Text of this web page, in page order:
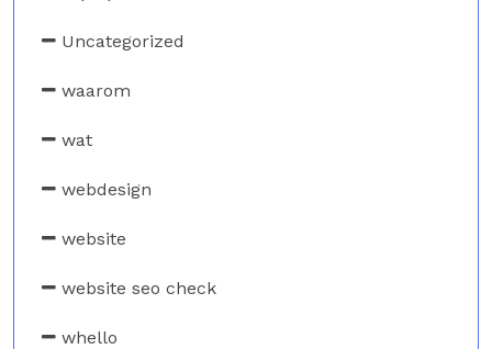
Uncategorized
waarom
wat
webdesign
website
website seo check
whello